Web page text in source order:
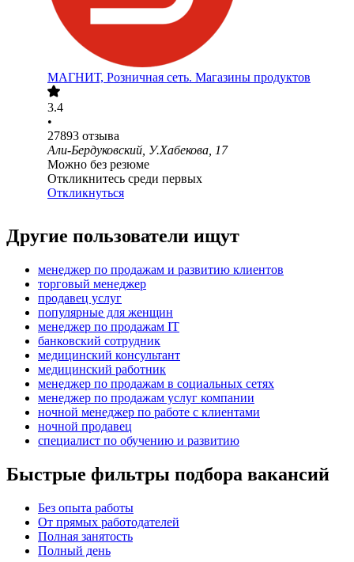
МАГНИТ, Розничная сеть. Магазины продуктов
3.4
•
27893 отзыва
Али-Бердуковский, У.Хабекова, 17
Можно без резюме
Откликнитесь среди первых
Откликнуться
Другие пользователи ищут
менеджер по продажам и развитию клиентов
торговый менеджер
продавец услуг
популярные для женщин
менеджер по продажам IT
банковский сотрудник
медицинский консультант
медицинский работник
менеджер по продажам в социальных сетях
менеджер по продажам услуг компании
ночной менеджер по работе с клиентами
ночной продавец
специалист по обучению и развитию
Быстрые фильтры подбора вакансий
Без опыта работы
От прямых работодателей
Полная занятость
Полный день